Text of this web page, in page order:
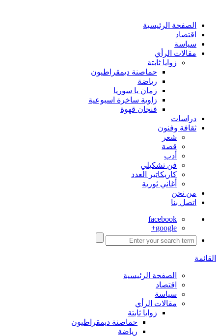
الصفحة الرئيسية
اقتصاد
سياسة
مقالات الرأي
زوايا ثابتة
حماصنة ديمقراطيون
رياضة
زمان يا سوريا
زاوية ساخرة اسبوعية
فنجان قهوة
دراسات
ثقافة وفنون
شعر
قصة
أدب
فن تشكيلي
كاريكاتير العدد
أغاني ثورية
من نحن
اتصل بنا
facebook
google+
القائمة
الصفحة الرئيسية
اقتصاد
سياسة
مقالات الرأي
زوايا ثابتة
حماصنة ديمقراطيون
رياضة